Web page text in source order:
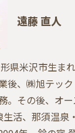
遠藤 直人
県米沢市生ま
後、㈱旭テッ
。その後、オ
生活、那須温泉